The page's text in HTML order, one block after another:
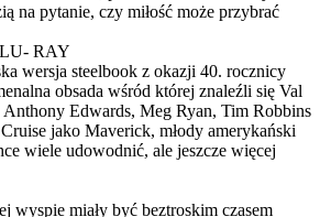
na pytanie, czy miłość może przybrać
RAY
wersja steelbook z okazji 40. rocznicy
obsada wśród której znaleźli się Val
Edwards, Meg Ryan, Tim Robbins
jako Maverick, młody amerykański
wiele udowodnić, ale jeszcze więcej
wyspie miały być beztroskim czasem